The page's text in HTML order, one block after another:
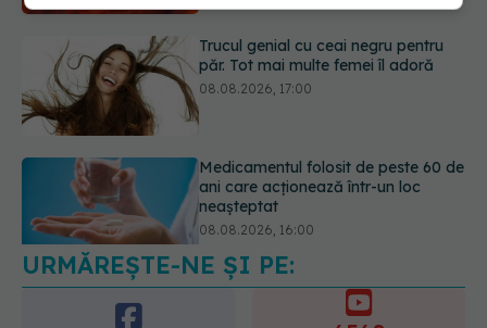
Medicamentul folosit de peste 60 de
ani care acționează într-un loc
neașteptat
Transpirații nocturne: semnul ignorat
care poate ascunde probleme
serioase de sănătate
08.08.2026, 20:00
URMĂREȘTE-NE ȘI PE: